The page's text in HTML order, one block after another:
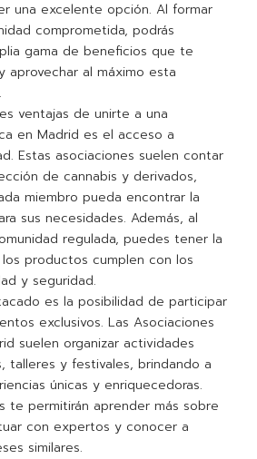
una excelente opción. Al formar
comprometida, podrás
gama de beneficios que te
aprovechar al máximo esta
ventajas de unirte a una
en Madrid es el acceso a
Estas asociaciones suelen contar
de cannabis y derivados,
miembro pueda encontrar la
sus necesidades. Además, al
regulada, puedes tener la
productos cumplen con los
y seguridad.
es la posibilidad de participar
exclusivos. Las Asociaciones
suelen organizar actividades
talleres y festivales, brindando a
únicas y enriquecedoras.
te permitirán aprender más sobre
con expertos y conocer a
similares.